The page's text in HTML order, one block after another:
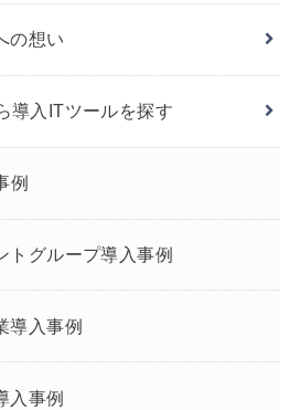
の想い
導入ITツールを探す
例
トグループ導入事例
導入事例
入事例